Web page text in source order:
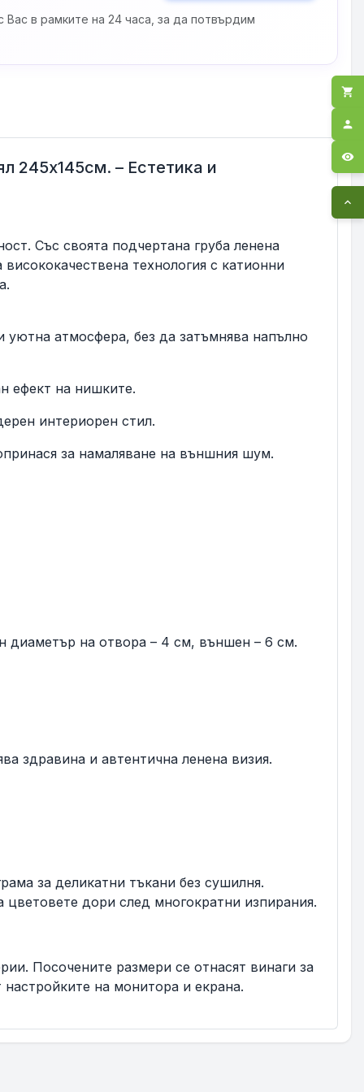
в рамките на 24 часа, за да потвърдим
245х145см. – Естетика и
Със своята подчертана груба ленена
технология с катионни
атмосфера, без да затъмнява напълно
ефект на нишките.
интериорен стил.
за намаляване на външния шум.
диаметър на отвора – 4 см, външен – 6 см.
здравина и автентична ленена визия.
за деликатни тъкани без сушилня.
цветовете дори след многократни изпирания.
Посочените размери се отнасят винаги за
на монитора и екрана.
shopping_cart
person
visibility
expand_less